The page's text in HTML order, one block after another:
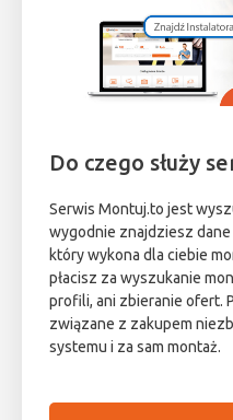
Do czego służy
Serwis Montuj.to jest
wygodnie znajdziesz
który wykona dla ciebie
płacisz za wyszukanie
profili, ani zbieranie ofert.
związane z zakupem
systemu i za sam montaż.